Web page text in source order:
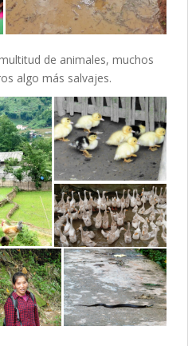
de animales, muchos
algo más salvajes.